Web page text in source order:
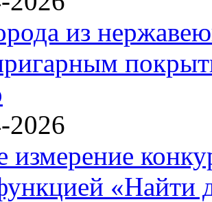
из
2026
измерение
«Найти